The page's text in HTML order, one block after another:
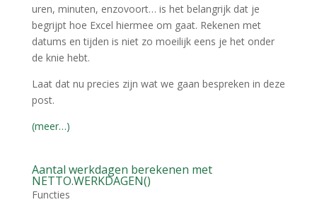
uren, minuten, enzovoort… is het belangrijk dat je
begrijpt hoe Excel hiermee om gaat. Rekenen met
datums en tijden is niet zo moeilijk eens je het onder
de knie hebt.
Laat dat nu precies zijn wat we gaan bespreken in deze
post.
(meer…)
Aantal werkdagen berekenen met
NETTO.WERKDAGEN()
Functies